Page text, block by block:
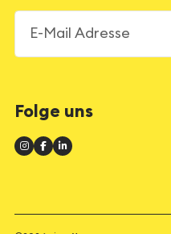
Folge uns